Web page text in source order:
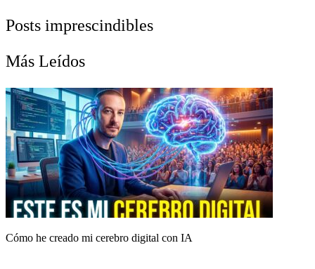
Posts imprescindibles
Más Leídos
Cómo he creado mi cerebro digital con IA